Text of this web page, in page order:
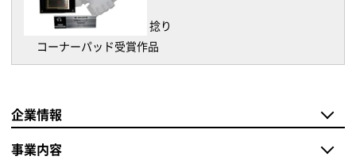
捻り
コーナーパッド受賞作品
企業情報
事業内容